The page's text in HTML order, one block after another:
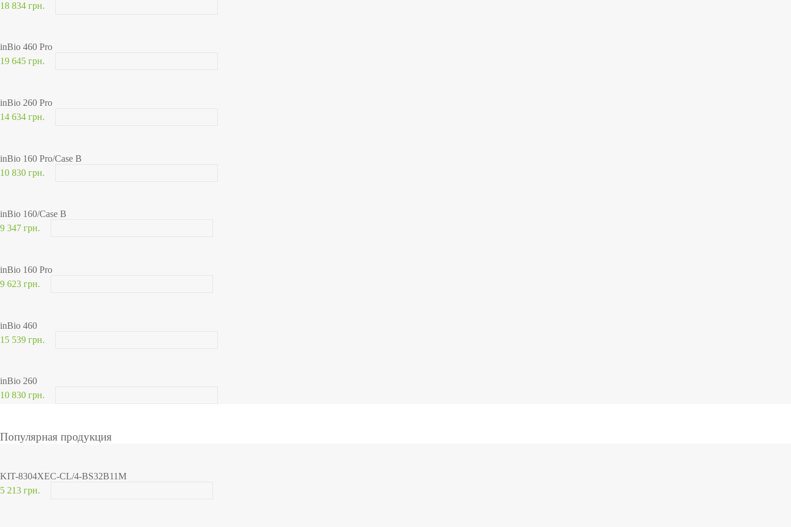
18 834 грн.
inBio 460 Pro
19 645 грн.
inBio 260 Pro
14 634 грн.
inBio 160 Pro/Case B
10 830 грн.
inBio 160/Case B
9 347 грн.
inBio 160 Pro
9 623 грн.
inBio 460
15 539 грн.
inBio 260
10 830 грн.
Популярная продукция
KIT-8304XEC-CL/4-BS32B11M
5 213 грн.